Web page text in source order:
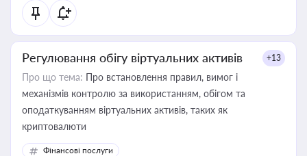
Регулювання обігу віртуальних активів +13
Про що тема: Про встановлення правил, вимог і
механізмів контролю за використанням, обігом та
оподаткуванням віртуальних активів, таких як
криптовалюти
Фінансові послуги